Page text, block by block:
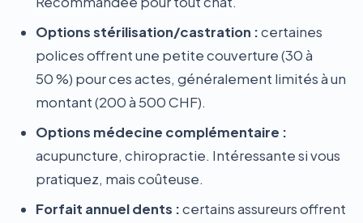
Options stérilisation/castration :certaines
polices offrent une petite couverture (30 à
50 %) pour ces actes, généralement limités à un
montant (200 à 500 CHF).
Options médecine complémentaire :
acupuncture, chiropractie. Intéressante si vous
pratiquez, mais coûteuse.
Forfait annuel dents :certains assureurs offrent